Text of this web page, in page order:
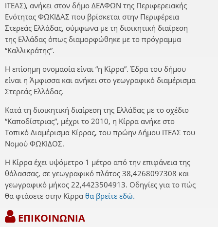
ΙΤΕΑΣ), ανήκει στον δήμο ΔΕΛΦΩΝ της Περιφερειακής
Ενότητας ΦΩΚΙΔΑΣ που βρίσκεται στην Περιφέρεια
Στερεάς Ελλάδας, σύμφωνα με τη διοικητική διαίρεση
της Ελλάδας όπως διαμορφώθηκε με το πρόγραμμα
“Καλλικράτης”.
Η επίσημη ονομασία είναι “η Κίρρα”. Έδρα του δήμου
είναι η Άμφισσα και ανήκει στο γεωγραφικό διαμέρισμα
Στερεάς Ελλάδας.
Κατά τη διοικητική διαίρεση της Ελλάδας με το σχέδιο
“Καποδίστριας”, μέχρι το 2010, η Κίρρα ανήκε στο
Τοπικό Διαμέρισμα Κίρρας, του πρώην Δήμου ΙΤΕΑΣ του
Νομού ΦΩΚΙΔΟΣ.
Η Κίρρα έχει υψόμετρο 1 μέτρο από την επιφάνεια της
θάλασσας, σε γεωγραφικό πλάτος 38,4268097308 και
γεωγραφικό μήκος 22,4423504913. Οδηγίες για το πώς
θα φτάσετε στην Κίρρα θα βρείτε εδώ.
ΕΠΙΚΟΙΝΩΝΙΑ